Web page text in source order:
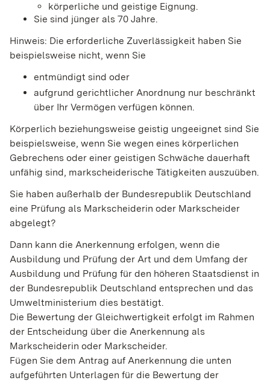
körperliche und geistige Eignung.
Sie sind jünger als 70 Jahre.
Hinweis: Die erforderliche Zuverlässigkeit haben Sie
beispielsweise nicht, wenn Sie
entmündigt sind oder
aufgrund gerichtlicher Anordnung nur beschränkt
über Ihr Vermögen verfügen können.
Körperlich beziehungsweise geistig ungeeignet sind Sie
beispielsweise, wenn Sie wegen eines körperlichen
Gebrechens oder einer geistigen Schwäche dauerhaft
unfähig sind, markscheiderische Tätigkeiten auszuüben.
Sie haben außerhalb der Bundesrepublik Deutschland
eine Prüfung als Markscheiderin oder Markscheider
abgelegt?
Dann kann die Anerkennung erfolgen, wenn die
Ausbildung und Prüfung der Art und dem Umfang der
Ausbildung und Prüfung für den höheren Staatsdienst in
der Bundesrepublik Deutschland entsprechen und das
Umweltministerium dies bestätigt.
Die Bewertung der Gleichwertigkeit erfolgt im Rahmen
der Entscheidung über die Anerkennung als
Markscheiderin oder Markscheider.
Fügen Sie dem Antrag auf Anerkennung die unten
aufgeführten Unterlagen für die Bewertung der